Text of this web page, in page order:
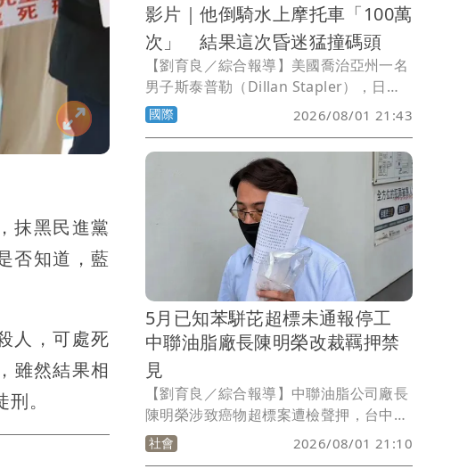
抹黑民進黨
否知道，藍
人，可處死
雖然結果相
。
影片｜他倒騎水上摩托車「100萬
次」 結果這次昏迷猛撞碼頭
【劉育良／綜合報導】美國喬治亞州一名
男子斯泰普勒（Dillan Stapler），日前
與朋友們一起騎乘水上摩托車時，秀了一
手「倒著騎」的特技，想不到竟然騎到直
接撞向碼頭，所幸朋友即時救援，他雖然
受傷但已無大礙。
國際 2026/08/01 21:43
5月已知苯駢芘超標未通報停工
中聯油脂廠長陳明榮改裁羈押禁
見
【劉育良／綜合報導】中聯油脂公司廠長
陳明榮涉致癌物超標案遭檢聲押，台中地
院認定他今年5月即透過台糖公司得知苯
駢芘超標而未停工，今天改裁收押禁見；
社會 2026/08/01 21:10